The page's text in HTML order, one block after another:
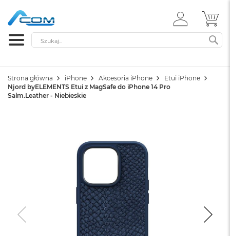
ZALOGUJ
SIĘ
Szukaj
Strona główna iPhone Akcesoria iPhone
Etui iPhone
Njord byELEMENTS Etui z MagSafe do iPhone 14 Pro
Salm.Leather - Niebieskie